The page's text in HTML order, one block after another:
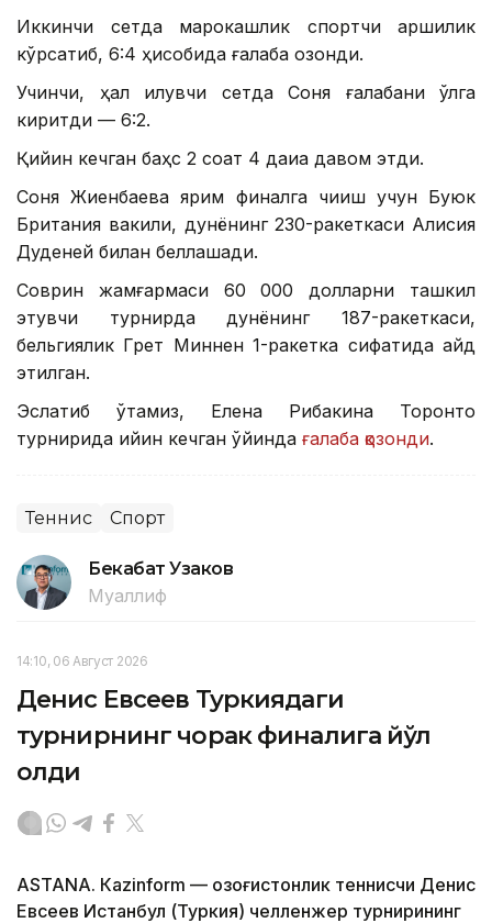
Иккинчи сетда марокашлик спортчи қаршилик
кўрсатиб, 6:4 ҳисобида ғалаба қозонди.
Учинчи, ҳал қилувчи сетда Соня ғалабани қўлга
киритди — 6:2.
Қийин кечган баҳс 2 соат 4 дақиқа давом этди.
Соня Жиенбаева ярим финалга чиқиш учун Буюк
Британия вакили, дунёнинг 230-ракеткаси Алисия
Дуденей билан беллашади.
Соврин жамғармаси 60 000 долларни ташкил
этувчи турнирда дунёнинг 187-ракеткаси,
бельгиялик Грет Миннен 1-ракетка сифатида қайд
этилган.
Эслатиб ўтамиз, Елена Рибакина Торонто
турнирида қийин кечган ўйинда ғалаба қозонди.
Теннис Спорт
Бекабат Узаков
Муаллиф
14:10, 06 Август 2026
Денис Евсеев Туркиядаги
турнирнинг чорак финалига йўл
олди
ASTANА. Кazinform — Қозоғистонлик теннисчи Денис
Евсеев Истанбул (Туркия) челленжер турнирининг